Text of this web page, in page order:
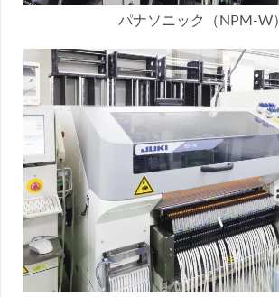
パナソニック（NPM-W）